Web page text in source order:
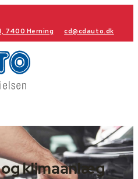
7400 Herning cd@cdauto.dk
klimaanlæg